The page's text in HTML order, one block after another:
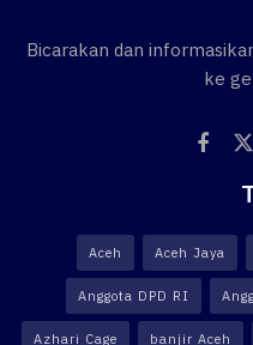
Bicarakan dan
ke
Aceh Aceh Jaya
Anggota DPD RI
Azhari Cage banjir Aceh